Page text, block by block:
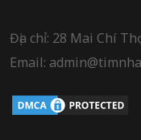
Địa chỉ: 28 Mai Chí
Email: